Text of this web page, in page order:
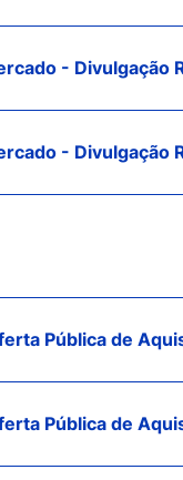
- Divulgação
- Divulgação
Pública de
Pública de